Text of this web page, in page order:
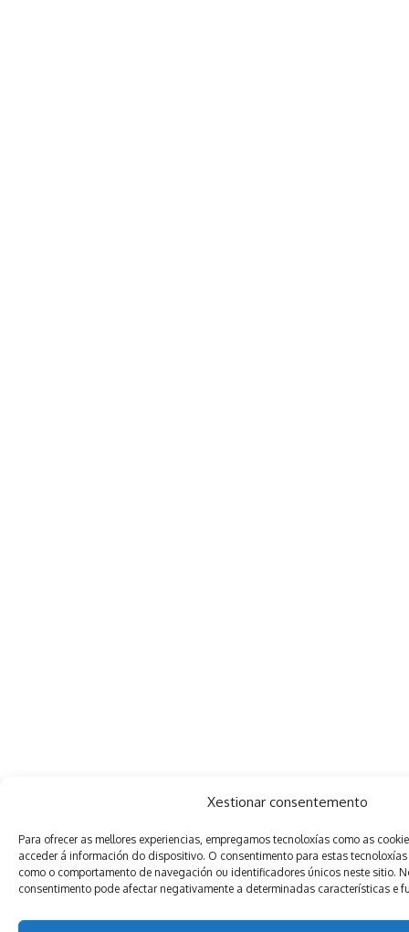
Xestionar consentemento
Para ofrecer as mellores experiencias, empregamos tecnoloxías como as
acceder á información do dispositivo. O consentimento para estas
como o comportamento de navegación ou identificadores únicos neste sitio.
consentimento pode afectar negativamente a determinadas características e